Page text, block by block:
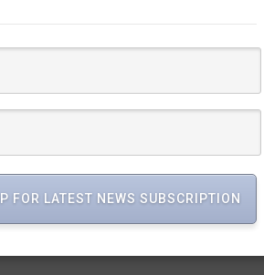
इस दौरान मंडल अध्यक्ष त्रिलोचन प्रसाद भट्ट,
उपाध्यक्ष अरुण चमोली, जिला मंत्री गंभीर सिंह
ज्येष्ठ प्रमुख प्रबल नेगी, मंडल महामंत्री अर्जुन नेगी,
सिंह बर्त्वाल, सरला भट्ट, बृजभूषण वशिष्ठ,
एवं कार्यकर्ता उपस्थित रहे।v
ने जयंती पर वीर शहीद केशरीचन्द को किया याद
FOR LATEST NEWS SUBSCRIPTION